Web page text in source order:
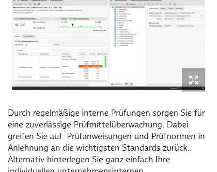
Durch regelmäßige interne Prüfungen sorgen Sie für
eine zuverlässige Prüfmittelüberwachung. Dabei
greifen Sie auf Prüfanweisungen und Prüfnormen in
Anlehnung an die wichtigsten Standards zurück.
Alternativ hinterlegen Sie ganz einfach Ihre